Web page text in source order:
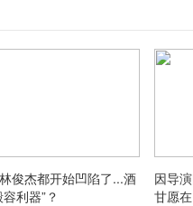
俊杰都开始凹陷了...酒
利器”？
因导
甘愿